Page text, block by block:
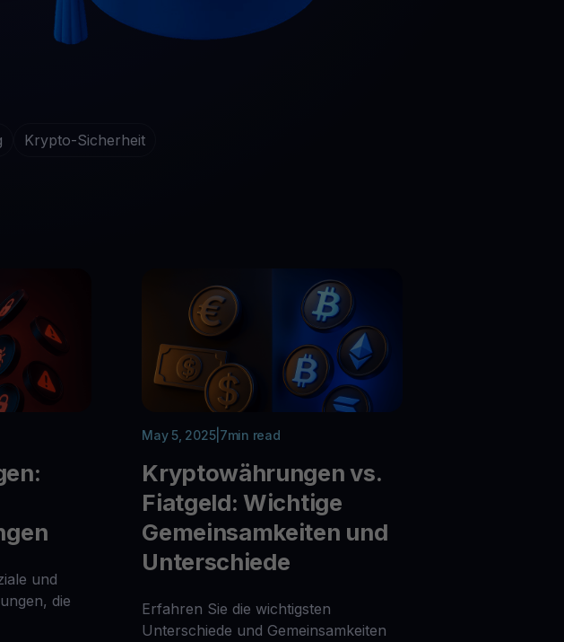
Entfesseln Sie unbegrenztes Potenzial mit grenzenlosen
Alle Krypto-Vermögenswerte entdecken
Krypto-Sicherheit
und
die
May 5, 2025| 7min read
Kryptowährungen vs.
Fiatgeld: Wichtige
Gemeinsamkeiten und
Unterschiede
Erfahren Sie die wichtigsten
Unterschiede und Gemeinsamkeiten